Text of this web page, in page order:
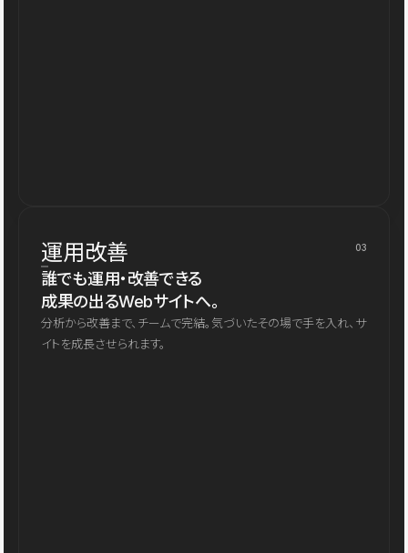
運用改善 03
誰でも運用・改善できる
成果の出るWebサイトへ。
分析から改善まで、チームで完結。気づいたその場で手を入れ、サ
イトを成長させられます。